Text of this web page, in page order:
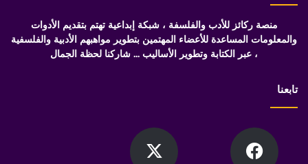
منصة ركائز للأدب والفلسفة ، شبكة إبداعية تهتم بتقديم الأدوات
والمعلومات المساعدة للأعضاء المهتمين بتطوير مواهبهم الأدبية والفلسفية
، عبر الكتابة وتطوير الأساليب ... شاركنا لحظة الجمال
تابعنا